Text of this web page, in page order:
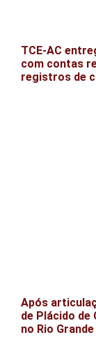
TCE-AC
com contas
registros de
Após
de Plácido
no Rio